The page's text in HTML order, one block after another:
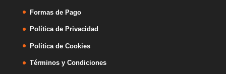
Formas de Pago
Política de Privacidad
Política de Cookies
Términos y Condiciones